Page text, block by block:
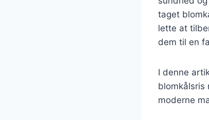
taget
lette at
dem til en
I denne
blomkålsris
moderne